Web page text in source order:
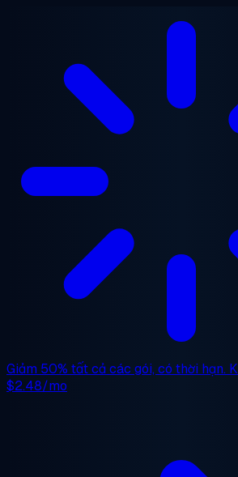
Giảm 50% tất cả các gói, có thời hạn.
$2.48/mo